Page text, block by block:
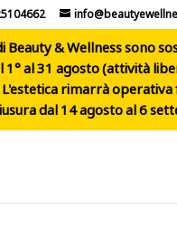
Beauty & Wellness sono
1° al 31 agosto (attività
rimarrà
dal 14 agosto al 6